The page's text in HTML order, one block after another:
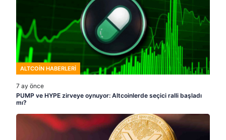
ALTCOIN HABERLERI
7 ay önce
PUMP ve HYPE zirveye oynuyor: Altcoinlerde seçici ralli başladı
mı?